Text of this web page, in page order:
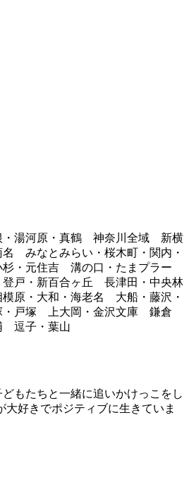
・湯河原・真鶴 神奈川全域 新横
名 みなとみらい・桜木町・関内・
・元住吉 溝の口・たまプラー
戸・新百合ヶ丘 長津田・中央林
原・大和・海老名 大船・藤沢・
・戸塚 上大岡・金沢文庫 鎌倉
逗子・葉山
もたちと一緒に追いかけっこをし
大好きでポジティブに生きていま